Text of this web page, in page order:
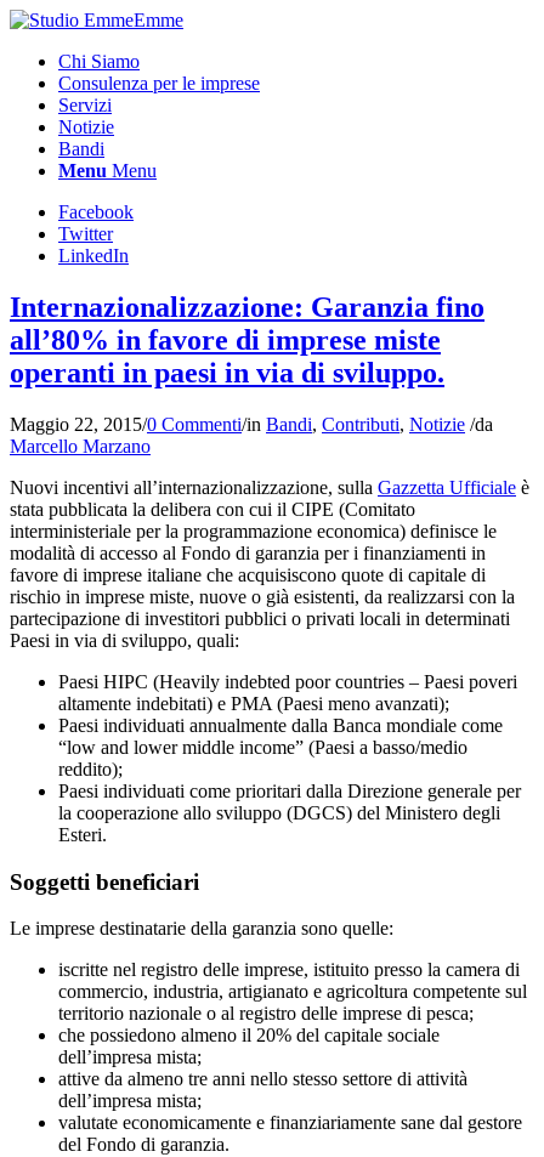
Chi Siamo
Consulenza per le imprese
Servizi
Notizie
Bandi
Menu Menu
Facebook
Twitter
LinkedIn
Internazionalizzazione: Garanzia fino
all’80% in favore di imprese miste
operanti in paesi in via di sviluppo.
Maggio 22, 2015/0 Commenti/in Bandi, Contributi, Notizie /da
Marcello Marzano
Nuovi incentivi all’internazionalizzazione, sulla Gazzetta Ufficiale è
stata pubblicata la delibera con cui il CIPE (Comitato
interministeriale per la programmazione economica) definisce le
modalità di accesso al Fondo di garanzia per i finanziamenti in
favore di imprese italiane che acquisiscono quote di capitale di
rischio in imprese miste, nuove o già esistenti, da realizzarsi con la
partecipazione di investitori pubblici o privati locali in determinati
Paesi in via di sviluppo, quali:
Paesi HIPC (Heavily indebted poor countries – Paesi poveri
altamente indebitati) e PMA (Paesi meno avanzati);
Paesi individuati annualmente dalla Banca mondiale come
“low and lower middle income” (Paesi a basso/medio
reddito);
Paesi individuati come prioritari dalla Direzione generale per
la cooperazione allo sviluppo (DGCS) del Ministero degli
Esteri.
Soggetti beneficiari
Le imprese destinatarie della garanzia sono quelle:
iscritte nel registro delle imprese, istituito presso la camera di
commercio, industria, artigianato e agricoltura competente sul
territorio nazionale o al registro delle imprese di pesca;
che possiedono almeno il 20% del capitale sociale
dell’impresa mista;
attive da almeno tre anni nello stesso settore di attività
dell’impresa mista;
valutate economicamente e finanziariamente sane dal gestore
del Fondo di garanzia.